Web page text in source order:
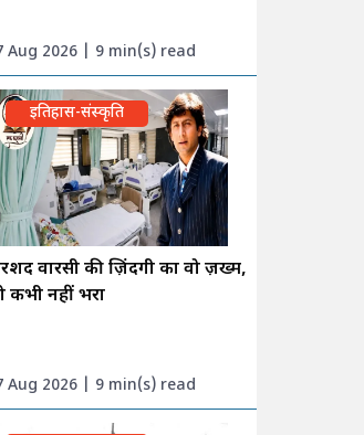
Aug 2026 | 9 min(s) read
इतिहास-संस्कृति
वारसी की ज़िंदगी का वो ज़ख्म,
कभी नहीं भरा
Aug 2026 | 9 min(s) read